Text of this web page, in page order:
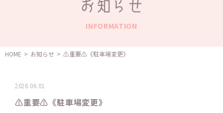
診療メニュー
スタッフ一覧
お知らせ
INFORMATION
HOME > お知らせ > ⚠️重要⚠️《駐車場変更》
2026.06.01
⚠️重要⚠️《駐車場変更》